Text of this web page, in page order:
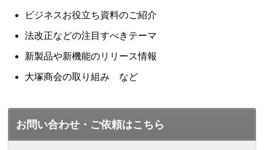
ビジネスお役立ち資料のご紹介
法改正などの注目すべきテーマ
新製品や新機能のリリース情報
大塚商会の取り組み など
お問い合わせ・ご依頼はこちら